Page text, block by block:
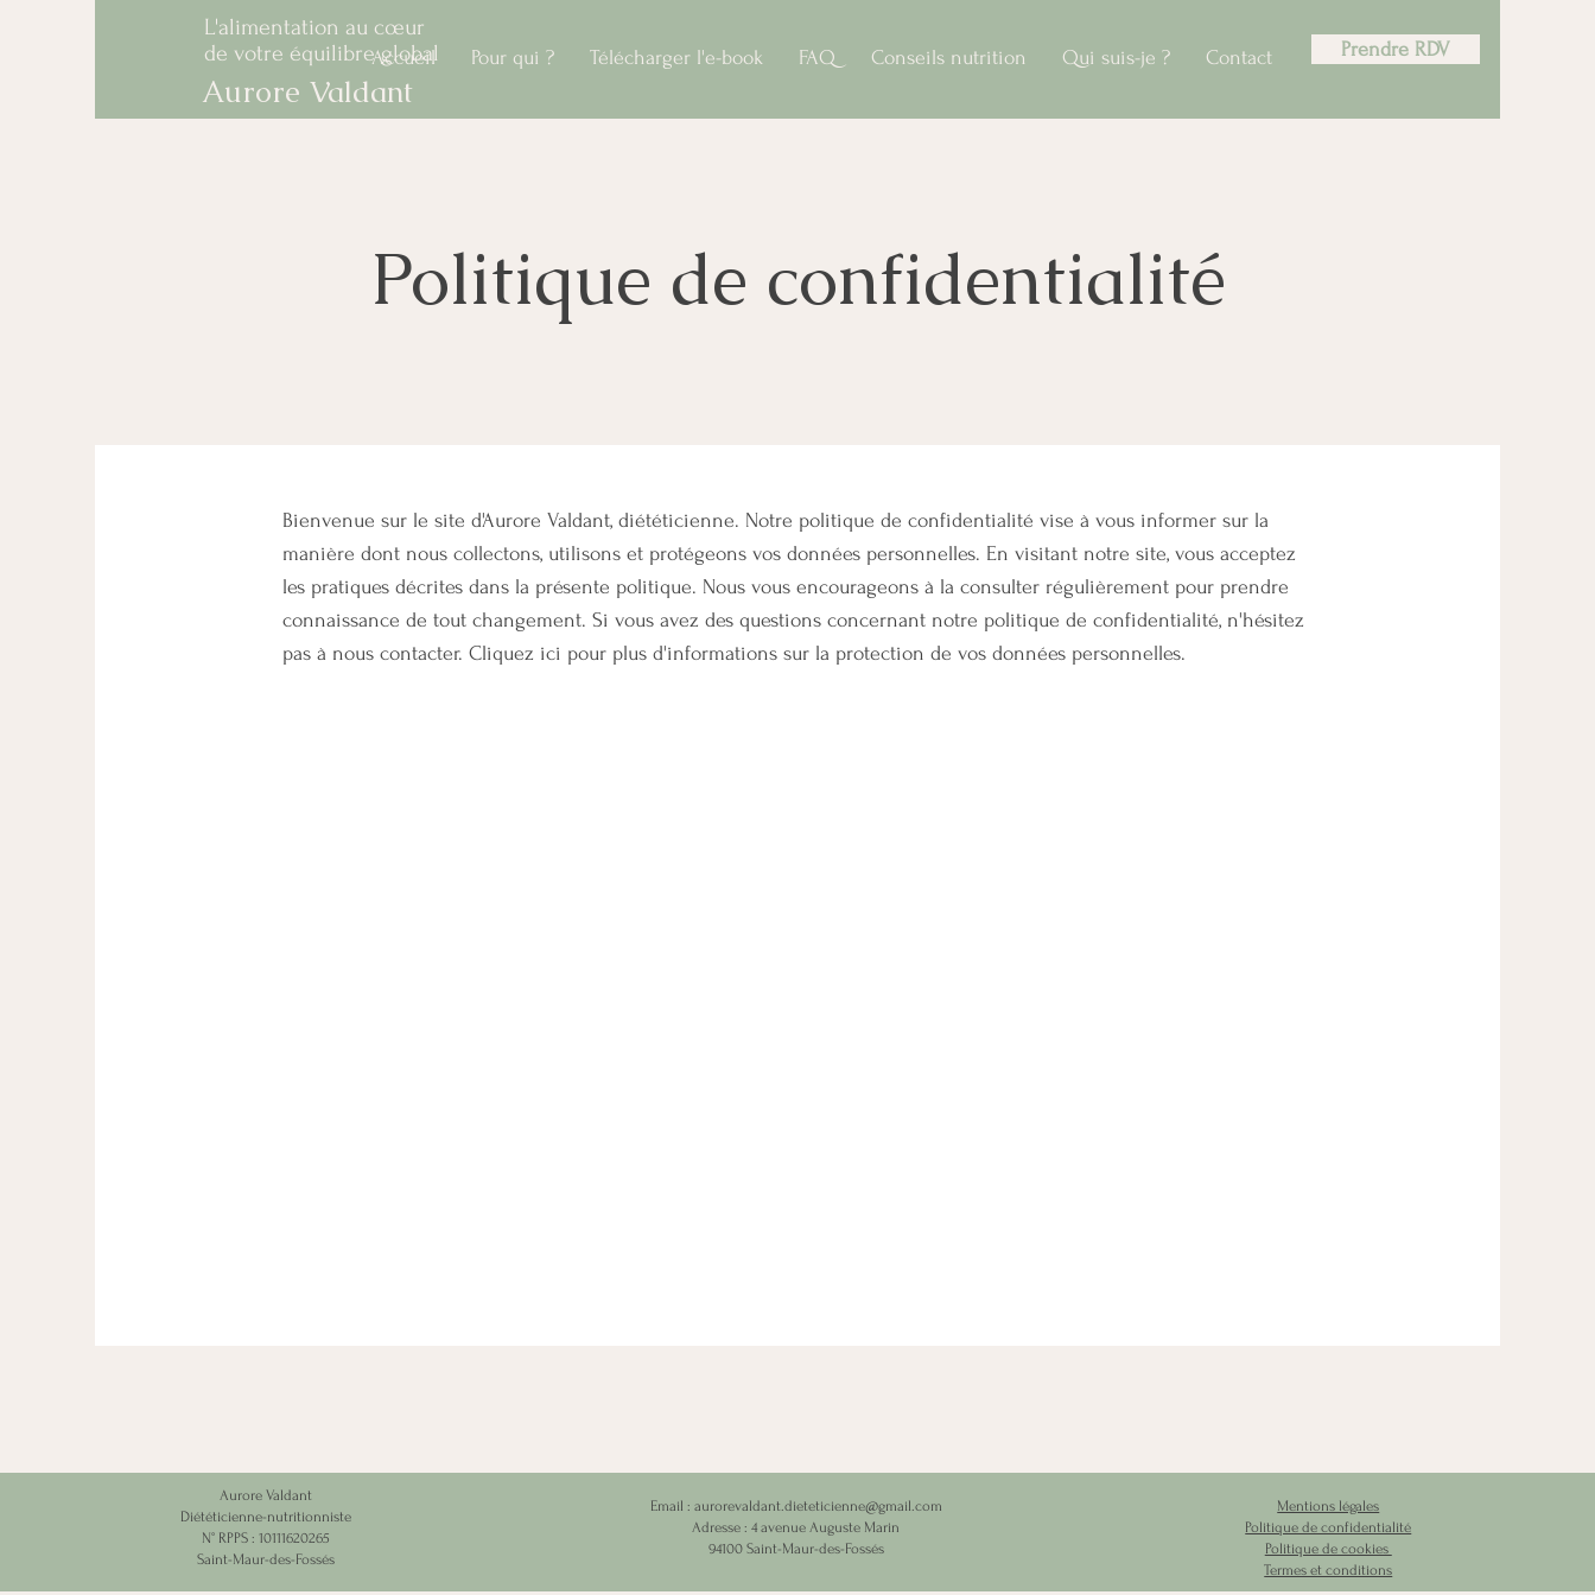
L'alimentation au cœur
de votre équilibre global
Aurore Valdant
Accueil Pour qui ? Télécharger l'e-book FAQ Conseils nutrition Qui suis-je ? Contact Prendre RDV
Politique de confidentialité
Bienvenue sur le site d'Aurore Valdant, diététicienne. Notre politique de confidentialité vise à vous informer sur la
manière dont nous collectons, utilisons et protégeons vos données personnelles. En visitant notre site, vous acceptez
les pratiques décrites dans la présente politique. Nous vous encourageons à la consulter régulièrement pour prendre
connaissance de tout changement. Si vous avez des questions concernant notre politique de confidentialité, n'hésitez
pas à nous contacter. Cliquez ici pour plus d'informations sur la protection de vos données personnelles.
Aurore Valdant
Diététicienne-nutritionniste
N° RPPS : 10111620265
Saint-Maur-des-Fossés
Email : aurorevaldant.dieteticienne@gmail.com
Adresse : 4 avenue Auguste Marin
94100 Saint-Maur-des-Fossés
Mentions légales
Politique de confidentialité
Politique de cookies
Termes et conditions